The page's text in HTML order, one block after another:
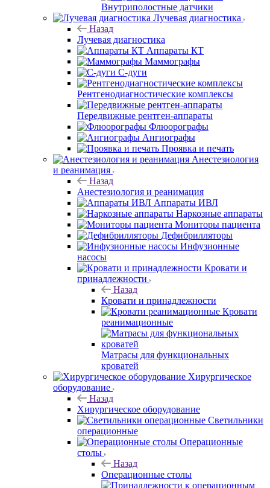
Внутриполостные датчики
Лучевая диагностика
Назад
Лучевая диагностика
Аппараты КТ
Маммографы
С-дуги
Рентгенодиагностические комплексы
Передвижные рентген-аппараты
Флюорографы
Ангиографы
Проявка и печать
Анестезиология
и реанимация
Назад
Анестезиология и реанимация
Аппараты ИВЛ
Наркозные аппараты
Мониторы пациента
Дефибрилляторы
Инфузионные
насосы
Кровати и
принадлежности
Назад
Кровати и принадлежности
Кровати
реанимационные
Матрасы для функциональных
кроватей
Хирургическое
оборудование
Назад
Хирургическое оборудование
Светильники
операционные
Операционные
столы
Назад
Операционные столы